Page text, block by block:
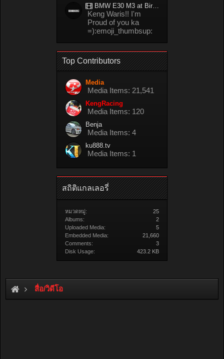
BMW E30 M3 at Bira circuit Thailand in 02/2008
Keng Waris!! I'm
Proud of you ka
=):emoji_thumbsup:
Top Contributors
Media
Media Items: 21,541
KengRacing
Media Items: 120
Benja
Media Items: 4
ku888.tv
Media Items: 1
สถิติแกลเลอรี่
หมวดหมู่:
25
Albums:
2
Uploaded Media:
5
Embedded Media:
21,660
Comments:
3
Disk Usage:
423.2 KB
สื่อ/วิดีโอ